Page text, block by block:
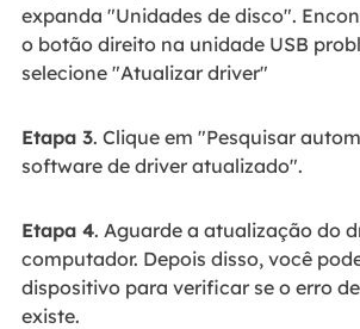
expanda "Unidades de disco".
o botão direito na unidade USB
selecione "Atualizar driver"
Etapa 3. Clique em "Pesquisar
software de driver atualizado".
Etapa 4. Aguarde a atualização do
computador. Depois disso, você
dispositivo para verificar se o erro
existe.